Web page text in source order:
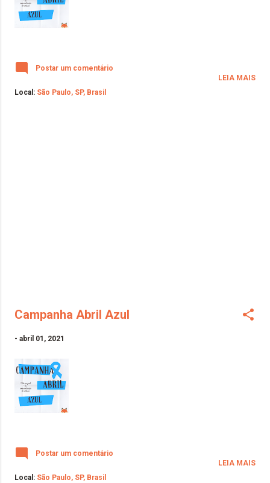
Postar um comentário
Local: São Paulo, SP, Brasil
LEIA MAIS
Campanha Abril Azul
- abril 01, 2021
Postar um comentário
Local: São Paulo, SP, Brasil
LEIA MAIS